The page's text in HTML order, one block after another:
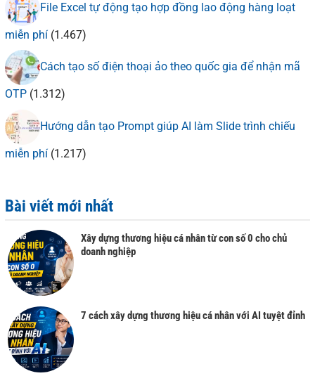
File Excel tự động tạo hợp đồng lao động hàng loạt
miễn phí (1.467)
Cách tạo số điện thoại ảo theo quốc gia để nhận mã
OTP (1.312)
Hướng dẫn tạo Prompt giúp AI làm Slide trình chiếu
miễn phí (1.217)
Bài viết mới nhất
Xây dựng thương hiệu cá nhân từ con số 0 cho chủ
doanh nghiệp
7 cách xây dựng thương hiệu cá nhân với AI tuyệt đỉnh